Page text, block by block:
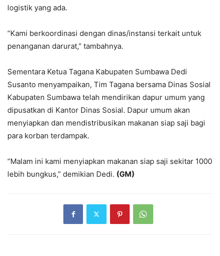
logistik yang ada.
“Kami berkoordinasi dengan dinas/instansi terkait untuk
penanganan darurat,” tambahnya.
Sementara Ketua Tagana Kabupaten Sumbawa Dedi
Susanto menyampaikan, Tim Tagana bersama Dinas Sosial
Kabupaten Sumbawa telah mendirikan dapur umum yang
dipusatkan di Kantor Dinas Sosial. Dapur umum akan
menyiapkan dan mendistribusikan makanan siap saji bagi
para korban terdampak.
“Malam ini kami menyiapkan makanan siap saji sekitar 1000
lebih bungkus,” demikian Dedi. (GM)